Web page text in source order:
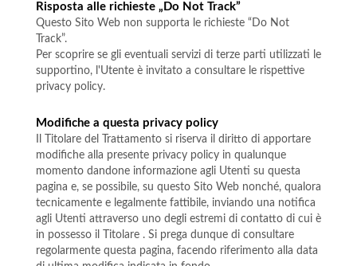
Risposta alle richieste „Do Not Track”
Questo Sito Web non supporta le richieste “Do Not
Track”.
Per scoprire se gli eventuali servizi di terze parti utilizzati le
supportino, l'Utente è invitato a consultare le rispettive
privacy policy.
Modifiche a questa privacy policy
Il Titolare del Trattamento si riserva il diritto di apportare
modifiche alla presente privacy policy in qualunque
momento dandone informazione agli Utenti su questa
pagina e, se possibile, su questo Sito Web nonché, qualora
tecnicamente e legalmente fattibile, inviando una notifica
agli Utenti attraverso uno degli estremi di contatto di cui è
in possesso il Titolare . Si prega dunque di consultare
regolarmente questa pagina, facendo riferimento alla data